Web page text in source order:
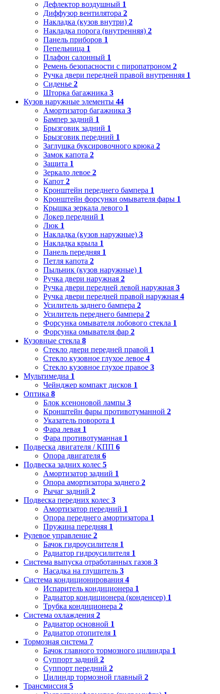
Дефлектор воздушный 1
Диффузор вентилятора 2
Накладка (кузов внутри) 2
Накладка порога (внутренняя) 2
Панель приборов 1
Пепельница 1
Плафон салонный 1
Ремень безопасности с пиропатроном 2
Ручка двери передней правой внутренняя 1
Сиденье 2
Шторка багажника 3
Кузов наружные элементы 44
Амортизатор багажника 3
Бампер задний 1
Брызговик задний 1
Брызговик передний 1
Заглушка буксировочного крюка 2
Замок капота 2
Защита 1
Зеркало левое 2
Капот 2
Кронштейн переднего бампера 1
Кронштейн форсунки омывателя фары 1
Крышка зеркала левого 1
Локер передний 1
Люк 1
Накладка (кузов наружные) 3
Накладка крыла 1
Панель передняя 1
Петля капота 2
Пыльник (кузов наружные) 1
Ручка двери наружная 2
Ручка двери передней левой наружная 3
Ручка двери передней правой наружная 4
Усилитель заднего бампера 2
Усилитель переднего бампера 2
Форсунка омывателя лобового стекла 1
Форсунка омывателя фар 2
Кузовные стекла 8
Стекло двери передней правой 1
Стекло кузовное глухое левое 4
Стекло кузовное глухое правое 3
Мультимедиа 1
Чейнджер компакт дисков 1
Оптика 8
Блок ксеноновой лампы 3
Кронштейн фары противотуманной 2
Указатель поворота 1
Фара левая 1
Фара противотуманная 1
Подвеска двигателя / КПП 6
Опора двигателя 6
Подвеска задних колес 5
Амортизатор задний 1
Опора амортизатора заднего 2
Рычаг задний 2
Подвеска передних колес 3
Амортизатор передний 1
Опора переднего амортизатора 1
Пружина передняя 1
Рулевое управление 2
Бачок гидроусилителя 1
Радиатор гидроусилителя 1
Система выпуска отработанных газов 3
Насадка на глушитель 3
Система кондиционирования 4
Испаритель кондиционера 1
Радиатор кондиционера (конденсер) 1
Трубка кондиционера 2
Система охлаждения 2
Радиатор основной 1
Радиатор отопителя 1
Тормозная система 7
Бачок главного тормозного цилиндра 1
Суппорт задний 2
Суппорт передний 2
Цилиндр тормозной главный 2
Трансмиссия 5